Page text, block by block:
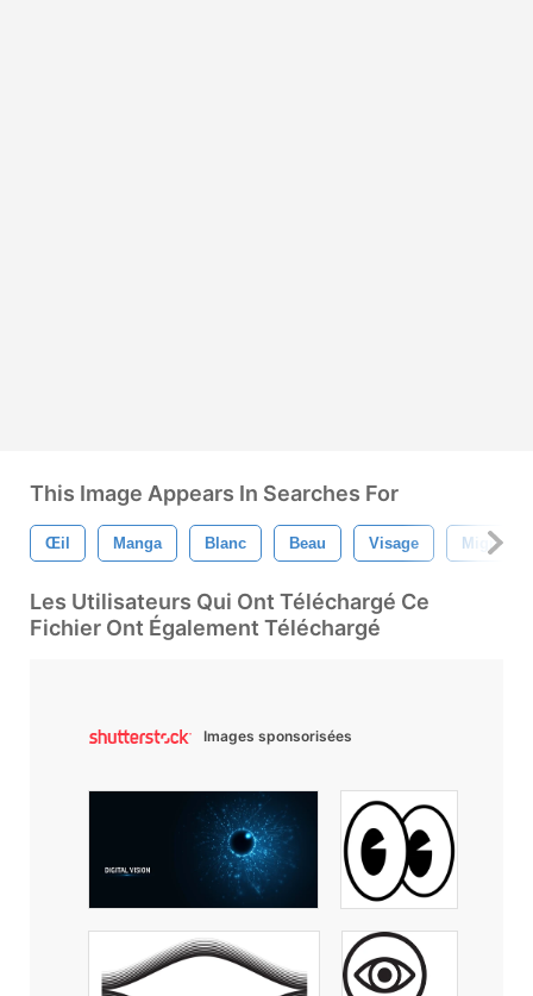
This Image Appears In Searches For
Œil Manga Blanc Beau Visage
Les Utilisateurs Qui Ont Téléchargé Ce
Fichier Ont Également Téléchargé
Images sponsorisées